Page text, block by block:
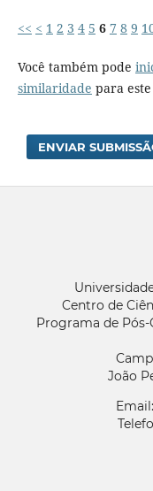
<< < 1 2 3 4 5 6 7 8 9
Você também pode
similaridade para
ENVIAR
Centro de
Programa de
João